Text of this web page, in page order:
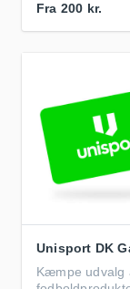
Fra 200 kr.
Unisport DK
Kæmpe udvalg